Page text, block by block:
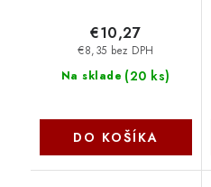
Na sklade (20 ks)
€8,35 bez DPH
€10,27
DO KOŠÍKA